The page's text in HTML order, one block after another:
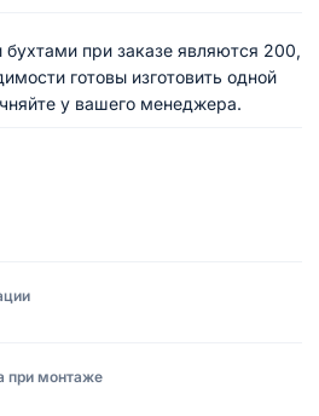
при заказе являются 200,
готовы изготовить одной
у вашего менеджера.
при монтаже